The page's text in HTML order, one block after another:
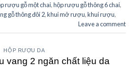
rượu gỗ một chai,hộp rượu gỗ thông 6 chai,
gỗ thông đôi 2,khui mở rượu,khui rượu,
Leave a comment
HỘP RƯỢU DA
vang 2 ngăn chất liệu da